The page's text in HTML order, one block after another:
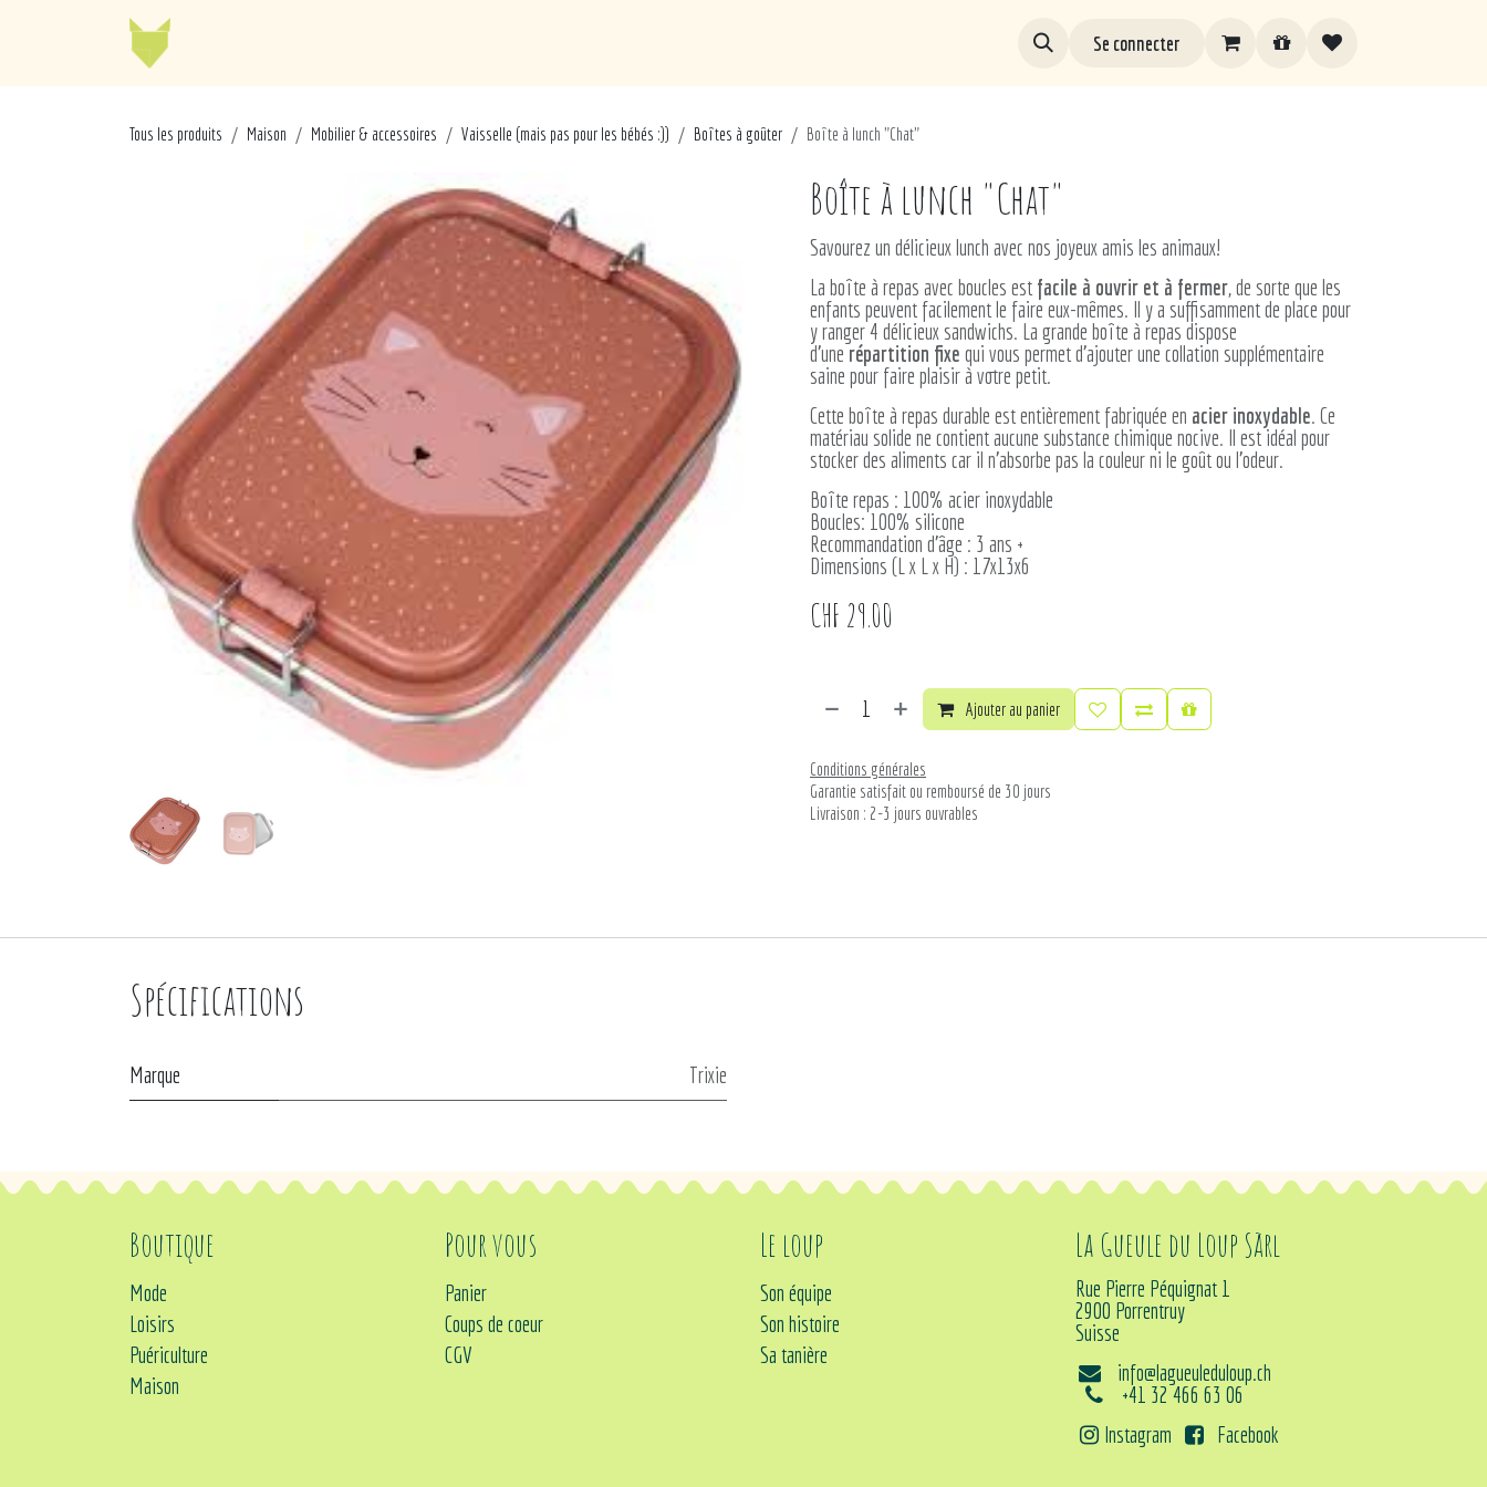
Se connecter
Tous les produits Maison Mobilier & accessoires Vaisselle (mais pas pour les bébés :)) Boîtes à goûter Boîte à lunch "Chat"
Boîte à lunch "Chat"
Savourez un délicieux lunch avec nos joyeux amis les animaux!
La boîte à repas avec boucles est facile à ouvrir et à fermer, de sorte que les
enfants peuvent facilement le faire eux-mêmes. Il y a suffisamment de place pour
y ranger 4 délicieux sandwichs. La grande boîte à repas dispose
d'une répartition fixe qui vous permet d'ajouter une collation supplémentaire
saine pour faire plaisir à votre petit.
Cette boîte à repas durable est entièrement fabriquée en acier inoxydable. Ce
matériau solide ne contient aucune substance chimique nocive. Il est idéal pour
stocker des aliments car il n'absorbe pas la couleur ni le goût ou l'odeur.
Boîte repas : 100% acier inoxydable
Boucles: 100% silicone
Recommandation d'âge : 3 ans +
Dimensions (L x L x H) : 17x13x6
CHF 29.00
Ajouter au panier
Conditions générales
Garantie satisfait ou remboursé de 30 jours
Livraison : 2-3 jours ouvrables
Spécifications
Marque Trixie
Boutique
Mode
Loisirs
Puériculture
Maison
Pour vous
Panier
Coups de coeur
CGV
Le loup
Son équipe
Son histoire
Sa tanière
La Gueule du Loup Sàrl
Rue Pierre Péquignat 1
2900 Porrentruy
Suisse
info@lagueuleduloup.ch
+41 32 466 63 06
Instagram
Facebook